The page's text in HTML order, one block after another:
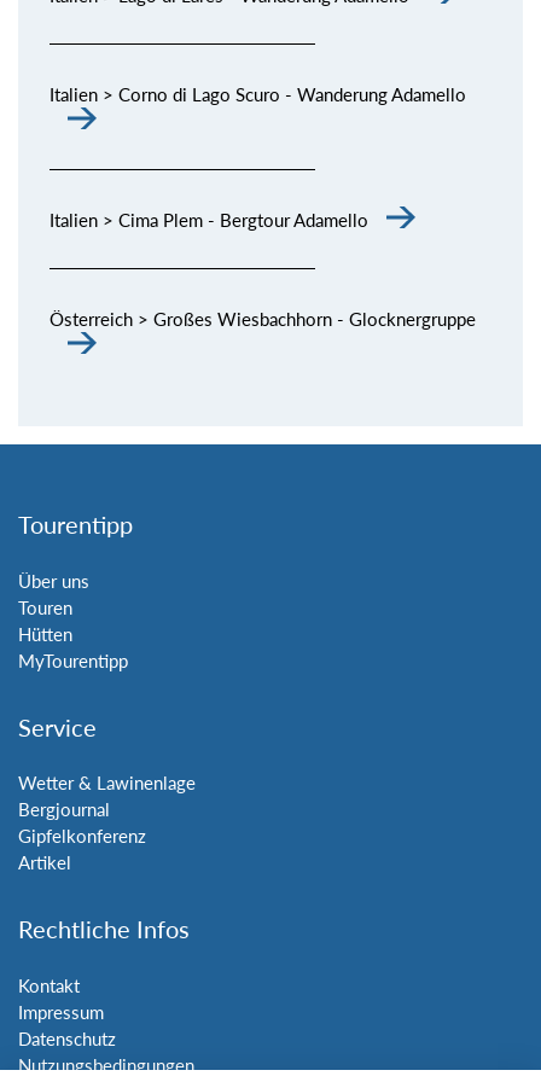
Italien > Corno di Lago Scuro - Wanderung Adamello
Italien > Cima Plem - Bergtour Adamello
Österreich > Großes Wiesbachhorn - Glocknergruppe
Tourentipp
Über uns
Touren
Hütten
MyTourentipp
Service
Wetter & Lawinenlage
Bergjournal
Gipfelkonferenz
Artikel
Rechtliche Infos
Kontakt
Impressum
Datenschutz
Nutzungsbedingungen